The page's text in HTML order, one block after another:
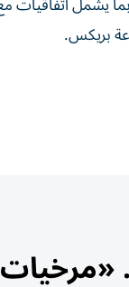
بريكس.